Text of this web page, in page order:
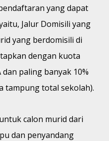
yang dapat
Jalur Domisili yang
yang berdomisili di
dengan kuota
paling banyak 10%
tampung total sekolah).
calon murid dari
dan penyandang